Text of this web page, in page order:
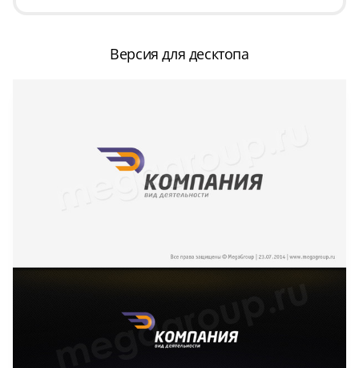
Версия для десктопа